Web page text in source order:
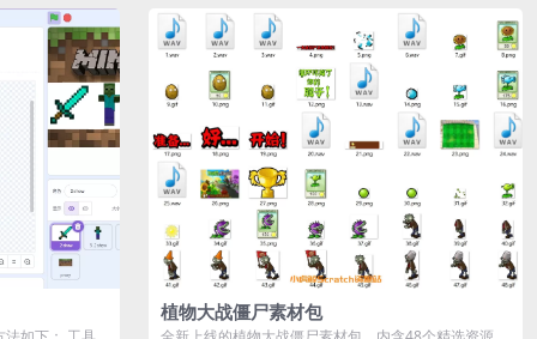
植物大战僵尸素材包